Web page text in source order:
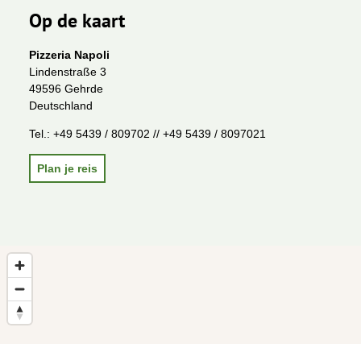
Op de kaart
Pizzeria Napoli
Lindenstraße 3
49596 Gehrde
Deutschland
Tel.: +49 5439 / 809702 // +49 5439 / 8097021
Plan je reis